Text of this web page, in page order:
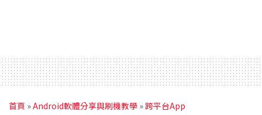
首頁 »Android軟體分享與刷機教學 » 跨平台App